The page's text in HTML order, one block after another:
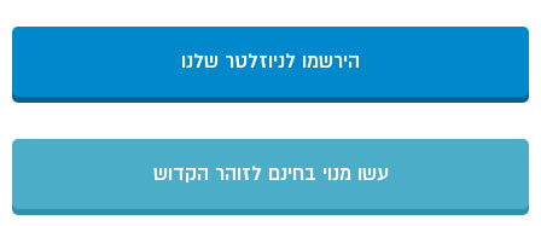
הירשמו לניוזלטר שלנו
עשו מנוי בחינם לזוהר הקדוש